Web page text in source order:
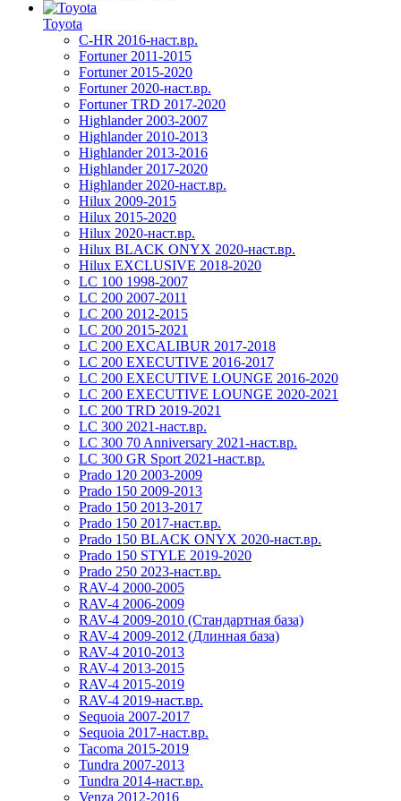
Toyota
C-HR 2016-наст.вр.
Fortuner 2011-2015
Fortuner 2015-2020
Fortuner 2020-наст.вр.
Fortuner TRD 2017-2020
Highlander 2003-2007
Highlander 2010-2013
Highlander 2013-2016
Highlander 2017-2020
Highlander 2020-наст.вр.
Hilux 2009-2015
Hilux 2015-2020
Hilux 2020-наст.вр.
Hilux BLACK ONYX 2020-наст.вр.
Hilux EXCLUSIVE 2018-2020
LC 100 1998-2007
LC 200 2007-2011
LC 200 2012-2015
LC 200 2015-2021
LC 200 EXCALIBUR 2017-2018
LC 200 EXECUTIVE 2016-2017
LC 200 EXECUTIVE LOUNGE 2016-2020
LC 200 EXECUTIVE LOUNGE 2020-2021
LC 200 TRD 2019-2021
LC 300 2021-наст.вр.
LC 300 70 Anniversary 2021-наст.вр.
LC 300 GR Sport 2021-наст.вр.
Prado 120 2003-2009
Prado 150 2009-2013
Prado 150 2013-2017
Prado 150 2017-наст.вр.
Prado 150 BLACK ONYX 2020-наст.вр.
Prado 150 STYLE 2019-2020
Prado 250 2023-наст.вр.
RAV-4 2000-2005
RAV-4 2006-2009
RAV-4 2009-2010 (Стандартная база)
RAV-4 2009-2012 (Длинная база)
RAV-4 2010-2013
RAV-4 2013-2015
RAV-4 2015-2019
RAV-4 2019-наст.вр.
Sequoia 2007-2017
Sequoia 2017-наст.вр.
Tacoma 2015-2019
Tundra 2007-2013
Tundra 2014-наст.вр.
Venza 2012-2016